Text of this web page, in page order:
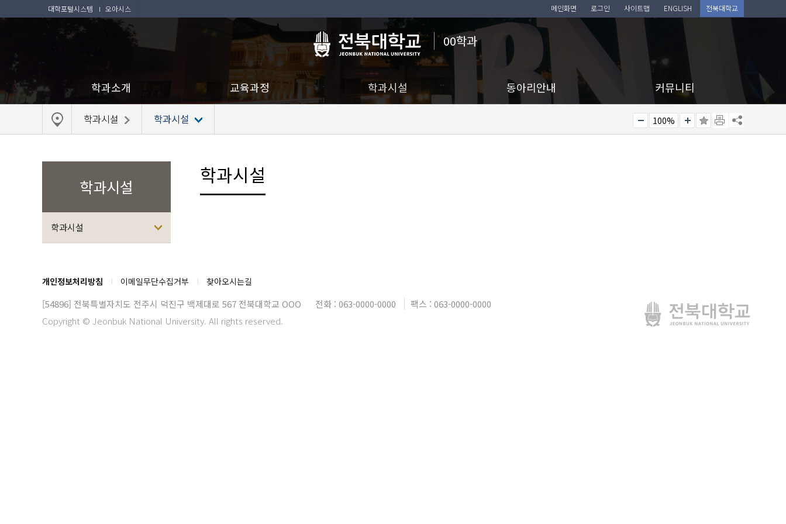
대학포털시스템 오아시스
00학과
메인화면 로그인 사이트맵 ENGLISH 전북대학교
학과소개 교육과정 학과시설 동아리안내 커뮤니티
학과시설 학과시설 100%
학과시설
학과시설
학과시설
개인정보처리방침 이메일무단수집거부 찾아오시는길
[54896] 전북특별자치도 전주시 덕진구 백제대로 567 전북대학교 OOO 전화 : 063-0000-0000
팩스 : 063-0000-0000
Copyright © Jeonbuk National University. All rights reserved.